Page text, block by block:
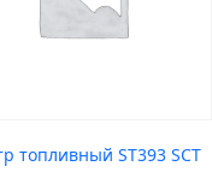
топливный ST393 SCT